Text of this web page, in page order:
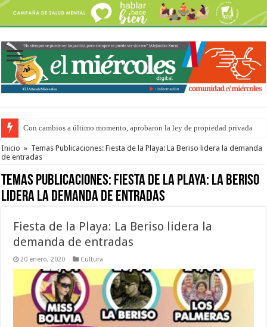
Con cambios a último momento, aprobaron la ley de propiedad privada
Adopción en Entre Ríos: el 35% de los 90 niños, niñas y adolescentes que
Inicio » Temas Publicaciones: Fiesta de la Playa: La Beriso lidera la demanda
de entradas
Temas Publicaciones: Fiesta de la Playa: La Beriso
lidera la demanda de entradas
Fiesta de la Playa: La Beriso lidera la
demanda de entradas
20 enero, 2020 Cultura